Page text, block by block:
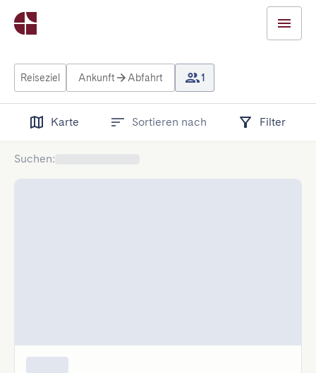
Reiseziel Ankunft Abfahrt 1
Karte Sortieren nach Filter
Suchen: